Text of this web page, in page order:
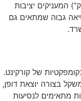
המעניקים יציבות
גבוה שמתאים גם
של קורקינט.
בצורה יוצאת דופן,
מתאימים לנסיעות